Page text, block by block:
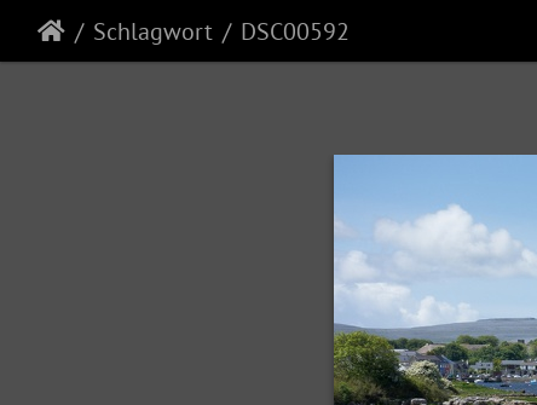
Schlagwort DSC00592